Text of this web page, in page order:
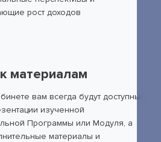
рост доходов
материалам
вам всегда будут доступны
изученной
Программы или Модуля, а
материалы и